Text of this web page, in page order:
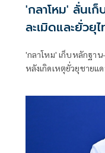
'กลาโหม' ลั่นเ
ละเมิดและยั่วยุ
'กลาโหม' เก็บหลักฐา
หลังเกิดเหตุยั่วยุชายแ